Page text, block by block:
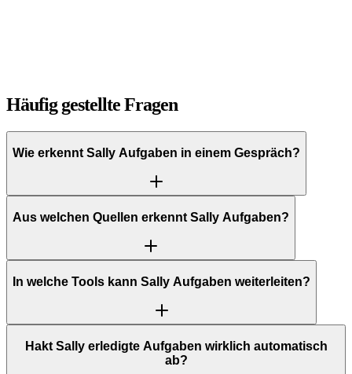
Häufig gestellte Fragen
Wie erkennt Sally Aufgaben in einem Gespräch?
Aus welchen Quellen erkennt Sally Aufgaben?
In welche Tools kann Sally Aufgaben weiterleiten?
Hakt Sally erledigte Aufgaben wirklich automatisch
ab?